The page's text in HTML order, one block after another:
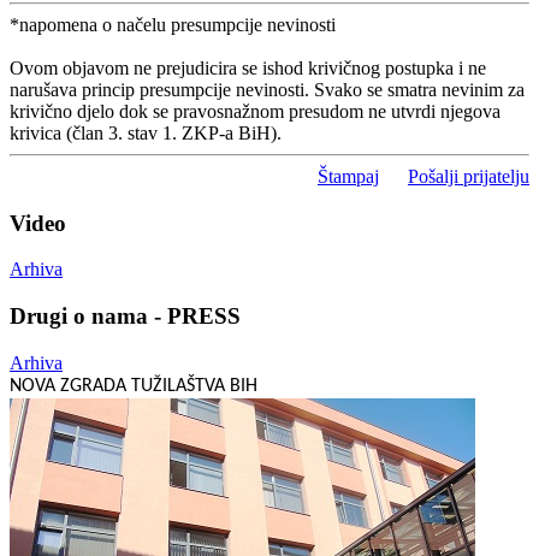
*napomena o načelu presumpcije nevinosti
Ovom objavom ne prejudicira se ishod krivičnog postupka i ne
narušava princip presumpcije nevinosti. Svako se smatra nevinim za
krivično djelo dok se pravosnažnom presudom ne utvrdi njegova
krivica (član 3. stav 1. ZKP-a BiH).
Štampaj Pošalji prijatelju
Video
Arhiva
Drugi o nama - PRESS
Arhiva
NOVA ZGRADA TUŽILAŠTVA BIH